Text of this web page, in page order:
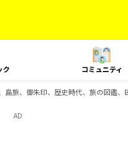
ク コミュニティ
、御朱印、歴史時代、旅の図鑑
AD